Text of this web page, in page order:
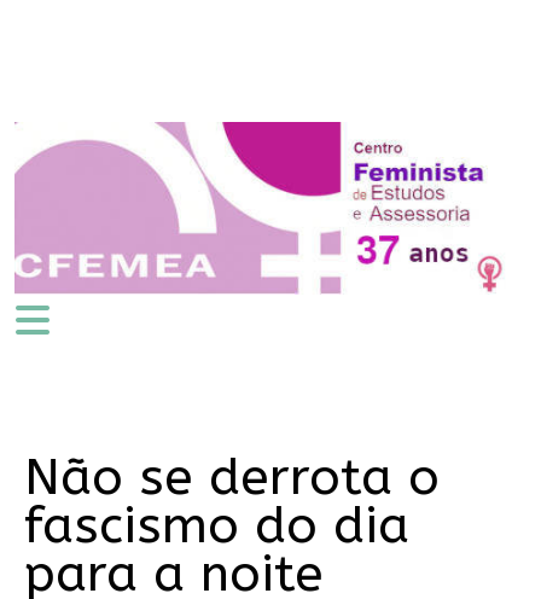
Não se derrota o
fascismo do dia
para a noite